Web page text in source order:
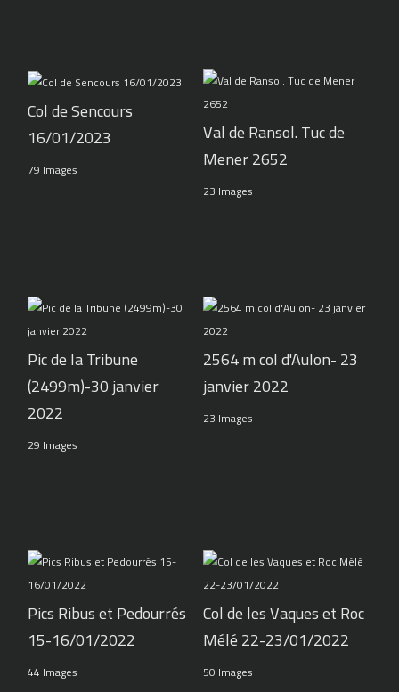
Col de Sencours
16/01/2023
79 Images
Val de Ransol. Tuc de
Mener 2652
23 Images
Pic de la Tribune
(2499m)-30 janvier
2022
29 Images
2564 m col d'Aulon- 23
janvier 2022
23 Images
Pics Ribus et Pedourrés
15-16/01/2022
44 Images
Col de les Vaques et Roc
Mélé 22-23/01/2022
50 Images